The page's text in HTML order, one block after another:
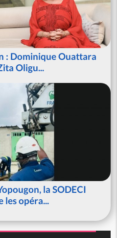
: Dominique Ouattara
Oligu...
la SODECI
les opéra...